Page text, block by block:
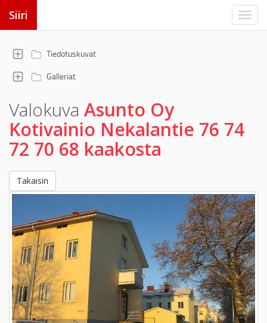
Siiri
Tiedotuskuvat
Galleriat
Valokuva Asunto Oy
Kotivainio Nekalantie 76 74
72 70 68 kaakosta
Takaisin